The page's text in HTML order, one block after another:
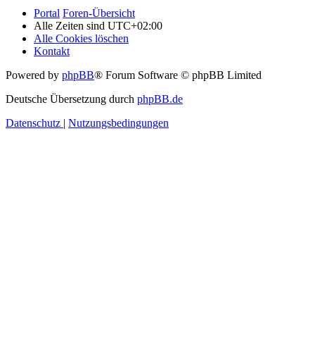
Portal Foren-Übersicht
Alle Zeiten sind UTC+02:00
Alle Cookies löschen
Kontakt
Powered by phpBB® Forum Software © phpBB Limited
Deutsche Übersetzung durch phpBB.de
Datenschutz | Nutzungsbedingungen